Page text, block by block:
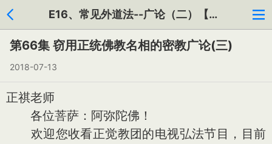
E16、常见外道法--广论（二）【共130集】
第66集 窃用正统佛教名相的密教广论(三)
2018-07-13
正祺老师
各位菩萨：阿弥陀佛！
欢迎您收看正觉教团的电视弘法节目，目前